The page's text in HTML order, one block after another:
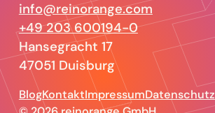
info@reinorange.com
+49 203 600194-0
Hansegracht 17
47051 Duisburg
BlogKontaktImpressumDatenschutz